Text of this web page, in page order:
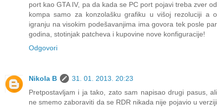
port kao GTA IV, pa da kada se PC port pojavi treba zver od
kompa samo za konzolašku grafiku u višoj rezoluciji a o
igranju na visokim podešavanjima ima govora tek posle par
godina, stotinjak patcheva i kupovine nove konfiguracije!
Odgovori
Nikola B
31. 01. 2013. 20:23
Pretpostavljam i ja tako, zato sam napisao drugi pasus, ali
ne smemo zaboraviti da se RDR nikada nije pojavio u verziji